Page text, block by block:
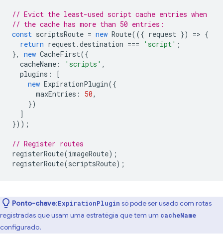
// Evict the least-used script cache entries when
// the cache has more than 50 entries:
const scriptsRoute = new Route(({ request }) => {
return request.destination === 'script' ;
},
new CacheFirst({
cacheName : 'scripts' ,
plugins :
[
new ExpirationPlugin({
maxEntries : 50,
})
]
}));
// Register routes
registerRoute(imageRoute);
registerRoute(scriptsRoute);
Ponto-chave:ExpirationPlugin só pode ser usado com rotas
registradas que usam uma estratégia que tem um cacheName
configurado.